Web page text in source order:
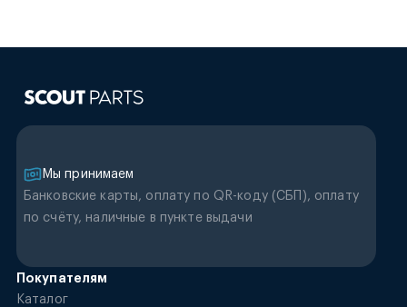
Мы принимаем
Банковские карты, оплату по QR-коду (CБП), оплату
по счёту, наличные в пункте выдачи
Покупателям
Каталог